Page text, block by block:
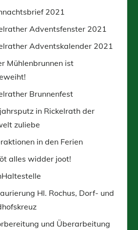
2021
Adventsfenster 2021
Adventskalender 2021
Mühlenbrunnen ist
Brunnenfest
in Rickelrath der
zuliebe
in den Ferien
alles widder joot!
Hl. Rochus, Dorf- und
und Überarbeitung